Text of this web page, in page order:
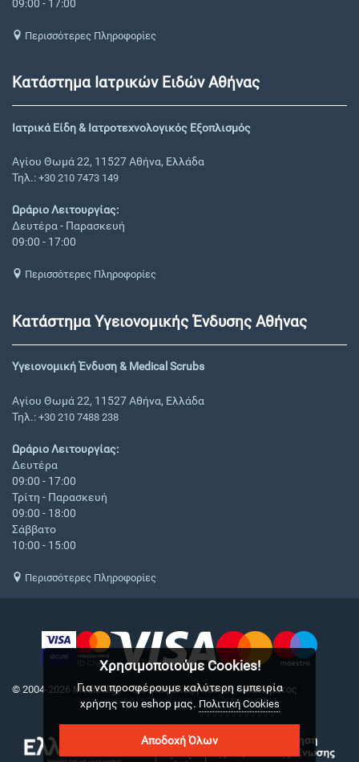
09:00 - 17:00
Περισσότερες Πληροφορίες
Κατάστημα Ιατρικών Ειδών Αθήνας
Ιατρικά Είδη & Ιατροτεχνολογικός Εξοπλισμός
Αγίου Θωμά 22, 11527 Αθήνα, Ελλάδα
Τηλ.: +30 210 7473 149
Ωράριο Λειτουργίας:
Δευτέρα - Παρασκευή
09:00 - 17:00
Περισσότερες Πληροφορίες
Κατάστημα Υγειονομικής Ένδυσης Αθήνας
Υγειονομική Ένδυση & Medical Scrubs
Αγίου Θωμά 22, 11527 Αθήνα, Ελλάδα
Τηλ.: +30 210 7488 238
Ωράριο Λειτουργίας:
Δευτέρα
09:00 - 17:00
Τρίτη - Παρασκευή
09:00 - 18:00
Σάββατο
10:00 - 15:00
Περισσότερες Πληροφορίες
© 2004-2026 Medical.gr. - Με επιφύλαξη παντός δικαιώματος
Χρησιμοποιούμε Cookies!
Για να προσφέρουμε καλύτερη εμπειρία
χρήσης του eshop μας. Πολιτική Cookies
Αποδοχή Όλων